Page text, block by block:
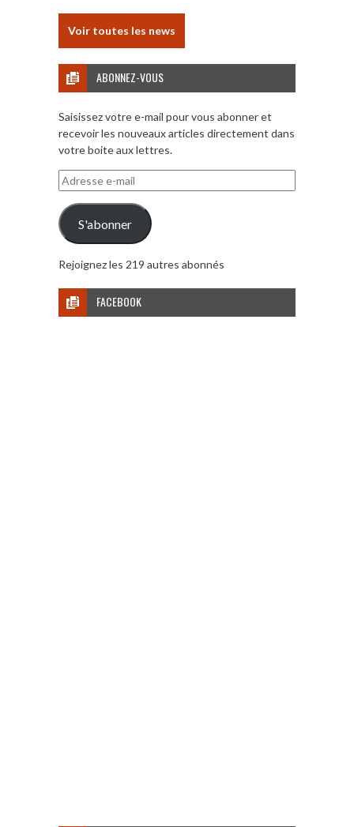
Voir toutes les news
ABONNEZ-VOUS
Saisissez votre e-mail pour vous abonner et
recevoir les nouveaux articles directement dans
votre boite aux lettres.
Adresse
e-
mail
S'abonner
Rejoignez les 219 autres abonnés
FACEBOOK